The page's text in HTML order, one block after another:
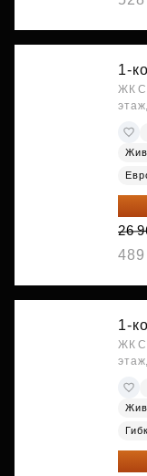
1-
ЖК
22
26
489
1-
ЖК
22